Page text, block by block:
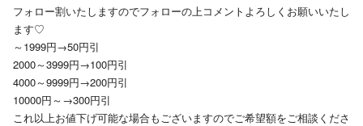
フォロー割いたしますのでフォローの上コメントよろしくお願いいたし
ます♡
～1999円→50円引
2000～3999円→100円引
4000～9999円→200円引
10000円～→300円引
これ以上お値下げ可能な場合もございますのでご希望額をご相談くださ